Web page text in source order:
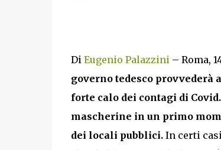
Di Eugenio Palazzini– Roma,
governo tedesco provvederà
forte calo dei contagi di Covid.
mascherine in un primo
dei locali pubblici.In certi